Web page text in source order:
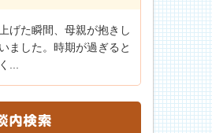
げた瞬間、母親が抱きし
ました。時期が過ぎると
...